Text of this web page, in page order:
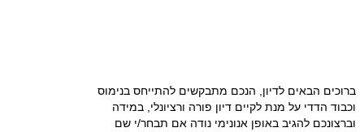
ברוכים הבאים לדיון, הנכם מתבקשים להתייחס בנימוס
וכבוד הדדי על מנת לקיים דיון פורה ורציונלי, במידה
וברצונכם להגיב באופן אנונימי נודה אם תבחר/י שם